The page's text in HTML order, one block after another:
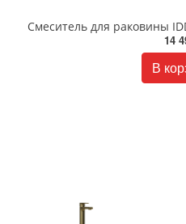
Смеситель для раковины
14
В